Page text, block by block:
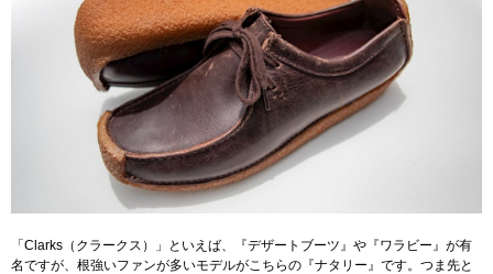
「Clarks（クラークス）」といえば、『デザートブーツ』や『ワラビー』が有
名ですが、根強いファンが多いモデルがこちらの『ナタリー』です。つま先と